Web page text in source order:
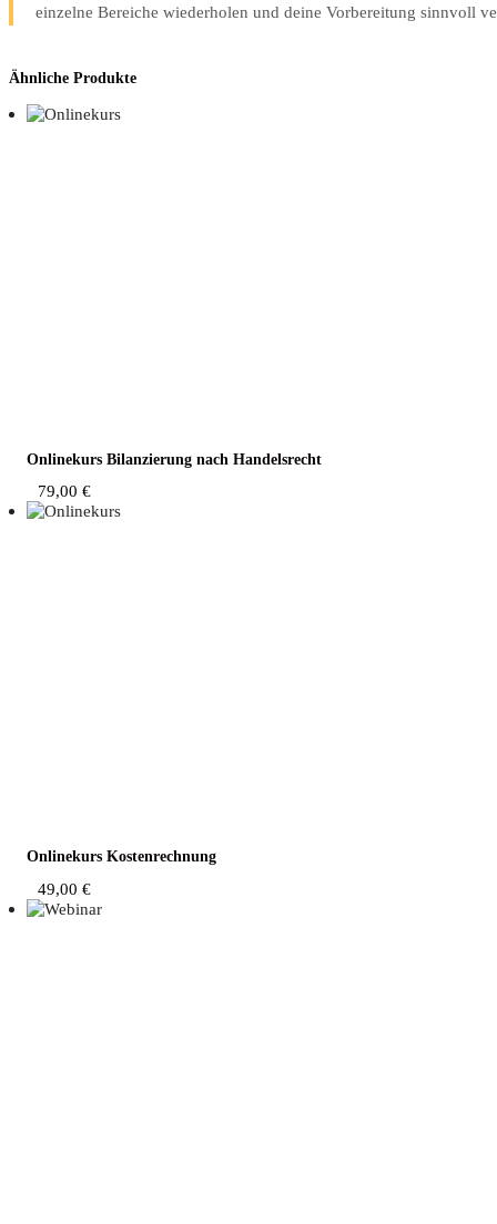
einzelne Bereiche wiederholen und deine Vorbereitung sinnvoll
Ähnliche Produkte
Online­kurs Bilan­zie­rung nach Handelsrecht
79,00 €
Online­kurs Kostenrechnung
49,00 €